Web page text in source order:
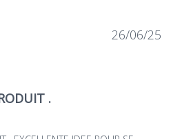
.
26/06/25